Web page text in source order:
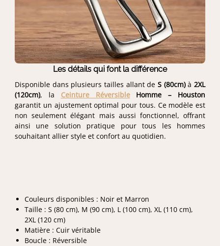
Les détails qui font la différence
Disponible dans plusieurs tailles allant de S (80cm)à2XL
(120cm), la Ceinture RéversibleHomme – Houston
garantit un ajustement optimal pour tous. Ce modèle est
non seulement élégant mais aussi fonctionnel, offrant
ainsi une solution pratique pour tous les hommes
souhaitant allier style et confort au quotidien.
Couleurs disponibles : Noir et Marron
Taille : S (80 cm), M (90 cm), L (100 cm), XL (110 cm),
2XL (120 cm)
Matière : Cuir véritable
Boucle : Réversible